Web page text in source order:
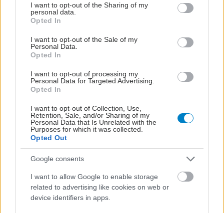
not limited to your visit or usage behaviour. You may click to
grant or deny consent to Google and its third-party tags to
use your data for below specified purposes in below Google
consent section.
I want to opt-out of the Sharing of my
personal data.
Opted In
I want to opt-out of the Sale of my
Personal Data.
Opted In
I want to opt-out of processing my
Personal Data for Targeted Advertising.
Opted In
I want to opt-out of Collection, Use,
Retention, Sale, and/or Sharing of my
Personal Data that Is Unrelated with the
Purposes for which it was collected.
Opted Out
Google consents
I want to allow Google to enable storage
related to advertising like cookies on web or
device identifiers in apps.
Δίαιτα vegan χαμηλών λιπαρών βοηθά στην απώλεια
βάρους χωρίς να μειώνεται η ποσότητα του φαγητού
[μελέτη]